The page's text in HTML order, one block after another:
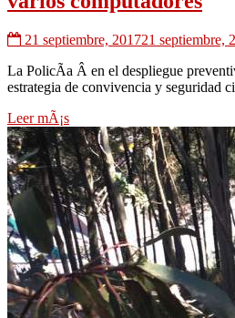
21 septiembre, 201721 septiembre,
La PolicÃ­a Â en el despliegue
estrategia de convivencia y seguridad
Leer mÃ¡s